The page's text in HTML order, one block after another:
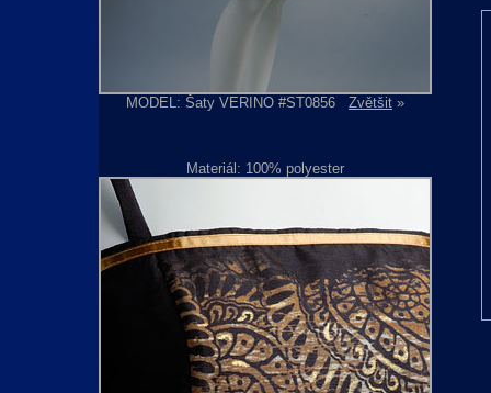
MODEL: Šaty VERINO #ST0856 Zvětšit »
Materiál: 100% polyester